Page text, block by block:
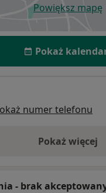
Powiększ mapę
otwiera
Pokaż
numer telefonu
Pokaż więcej
o adresie
- brak